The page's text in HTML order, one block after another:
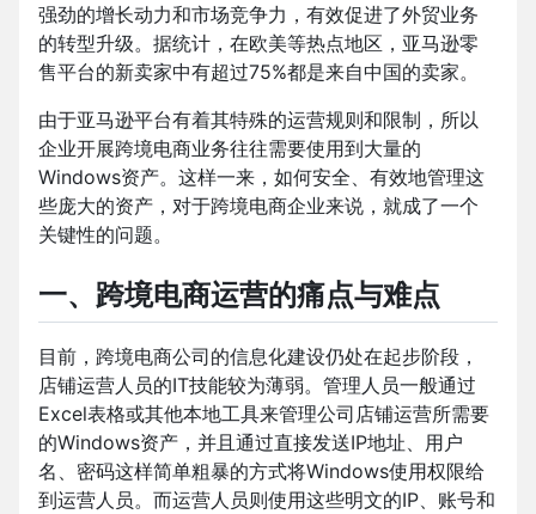
强劲的增长动力和市场竞争力，有效促进了外贸业务
的转型升级。据统计，在欧美等热点地区，亚马逊零
售平台的新卖家中有超过75%都是来自中国的卖家。
由于亚马逊平台有着其特殊的运营规则和限制，所以
企业开展跨境电商业务往往需要使用到大量的
Windows资产。这样一来，如何安全、有效地管理这
些庞大的资产，对于跨境电商企业来说，就成了一个
关键性的问题。
一、跨境电商运营的痛点与难点
目前，跨境电商公司的信息化建设仍处在起步阶段，
店铺运营人员的IT技能较为薄弱。管理人员一般通过
Excel表格或其他本地工具来管理公司店铺运营所需要
的Windows资产，并且通过直接发送IP地址、用户
名、密码这样简单粗暴的方式将Windows使用权限给
到运营人员。而运营人员则使用这些明文的IP、账号和